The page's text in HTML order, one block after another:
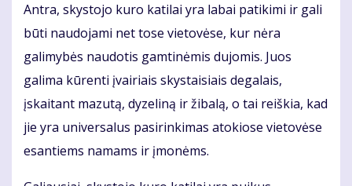
Antra, skystojo kuro katilai yra labai patikimi ir gali
būti naudojami net tose vietovėse, kur nėra
galimybės naudotis gamtinėmis dujomis. Juos
galima kūrenti įvairiais skystaisiais degalais,
įskaitant mazutą, dyzeliną ir žibalą, o tai reiškia, kad
jie yra universalus pasirinkimas atokiose vietovėse
esantiems namams ir įmonėms.